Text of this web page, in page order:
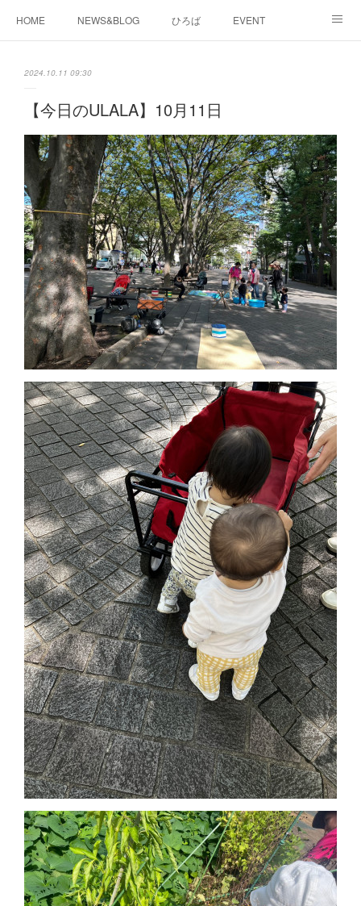
HOME NEWS&BLOG ひろば EVENT
2024.10.11 09:30
【今日のULALA】10月11日